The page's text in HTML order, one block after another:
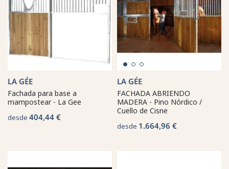
LA GÉE
Fachada para base a
mampostear - La Gee
desde 404,44 €
LA GÉE
FACHADA ABRIENDO
MADERA - Pino Nórdico /
Cuello de Cisne
desde 1.664,96 €